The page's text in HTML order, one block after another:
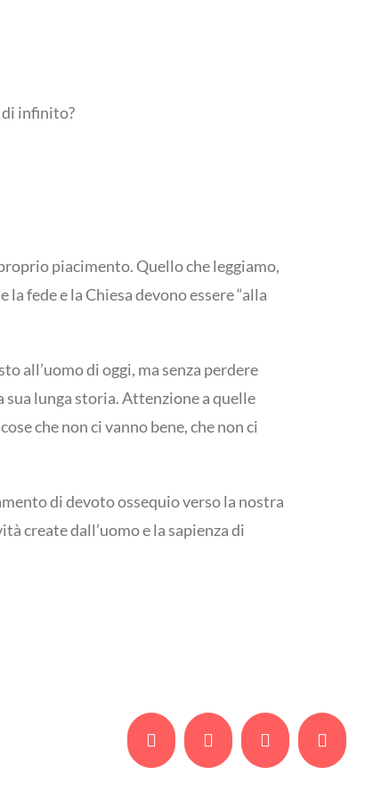
di infinito?
piacimento. Quello che leggiamo,
fede e la Chiesa devono essere “alla
all’uomo di oggi, ma senza perdere
lunga storia. Attenzione a quelle
che non ci vanno bene, che non ci
di devoto ossequio verso la nostra
create dall’uomo e la sapienza di
Facebook Twitter Whatsapp Email